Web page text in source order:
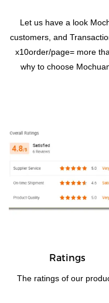
Let us have a look
customers, and
x10order/page= more
why to choose
Ratings
The ratings of our